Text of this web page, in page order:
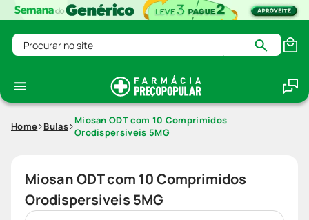
Procurar no site
Home Bulas Miosan ODT com 10 Comprimidos
Orodispersiveis 5MG
Miosan ODT com 10 Comprimidos
Orodispersiveis 5MG